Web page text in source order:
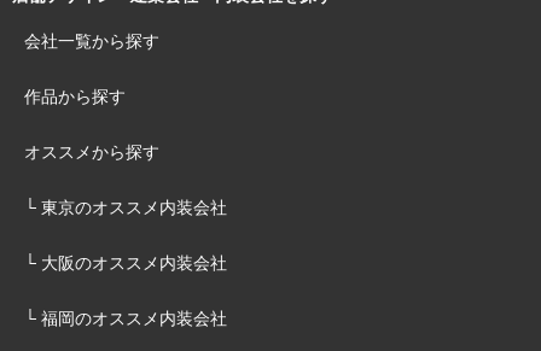
会社一覧から探す
作品から探す
オススメから探す
└ 東京のオススメ内装会社
└ 大阪のオススメ内装会社
└ 福岡のオススメ内装会社